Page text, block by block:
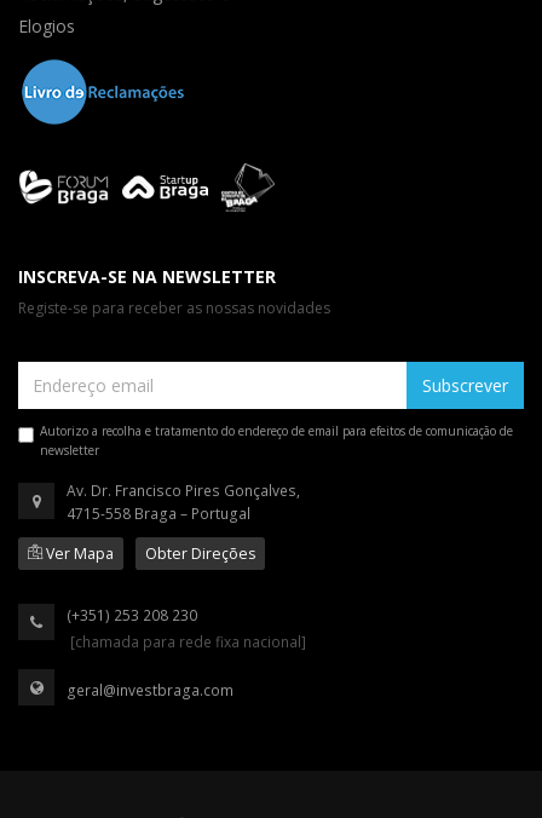
Elogios
INSCREVA-SE NA NEWSLETTER
Registe-se para receber as nossas novidades
Subscrever
Autorizo a recolha e tratamento do endereço de email para efeitos de comunicação de
newsletter
Av. Dr. Francisco Pires Gonçalves,
4715-558 Braga – Portugal
Ver Mapa
Obter Direções
(+351) 253 208 230
[chamada para rede fixa nacional]
geral@investbraga.com